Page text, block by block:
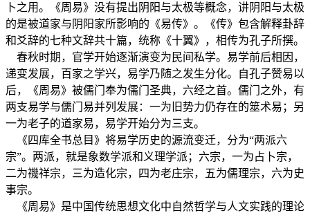
卜之用。《周易》没有提出阴阳与太极等概念，讲阴阳与太极
的是被道家与阴阳家所影响的《易传》。《传》包含解释卦辞
和爻辞的七种文辞共十篇，统称《十翼》，相传为孔子所撰。
春秋时期，官学开始逐渐演变为民间私学。易学前后相因，
递变发展，百家之学兴，易学乃随之发生分化。自孔子赞易以
后，《周易》被儒门奉为儒门圣典，六经之首。儒门之外，有
两支易学与儒门易并列发展：一为旧势力仍存在的筮术易；另
一为老子的道家易，易学开始分为三支。
《四库全书总目》将易学历史的源流变迁，分为“两派六
宗”。两派，就是象数学派和义理学派；六宗，一为占卜宗，
二为禨祥宗，三为造化宗，四为老庄宗，五为儒理宗，六为史
事宗。
《周易》是中国传统思想文化中自然哲学与人文实践的理论